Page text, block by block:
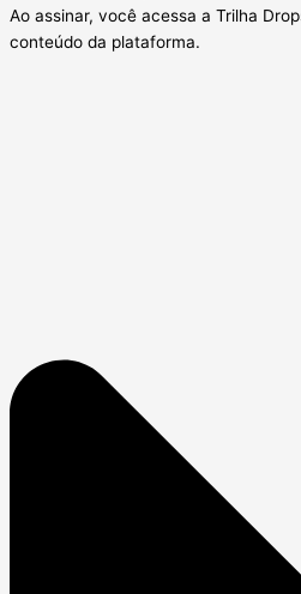
Ao assinar, você acessa a Trilha
conteúdo da plataforma.